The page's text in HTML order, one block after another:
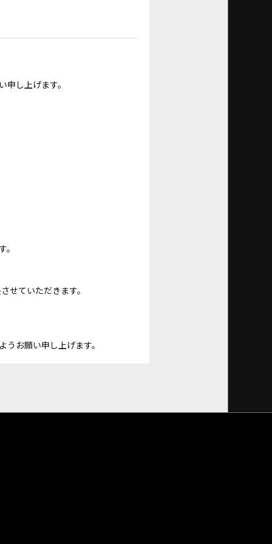
し上げます。
せていただきます。
お願い申し上げます。